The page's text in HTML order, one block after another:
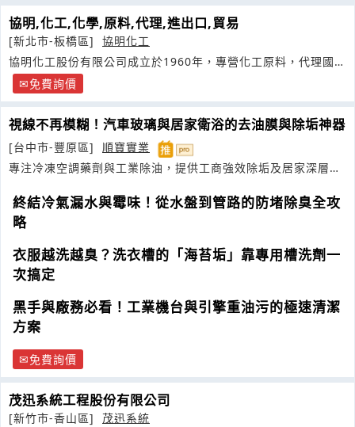
協明,化工,化學,原料,代理,進出口,貿易
[新北市-板橋區]
協明化工
協明化工股份有限公司成立於1960年，專營化工原料，代理國內
各大廠產品
免費詢價
視線不再模糊！汽車玻璃與居家衛浴的去油膜與除垢神器
[台中市-豐原區]
順寶實業
專注冷凍空調藥劑與工業除油，提供工商強效除垢及居家深層清
終結冷氣漏水與霉味！從水盤到管路的防堵除臭全攻
略
衣服越洗越臭？洗衣槽的「海苔垢」靠專用槽洗劑一
次搞定
黑手與廠務必看！工業機台與引擎重油污的極速清潔
方案
免費詢價
茂迅系統工程股份有限公司
[新竹市-香山區]
茂迅系統